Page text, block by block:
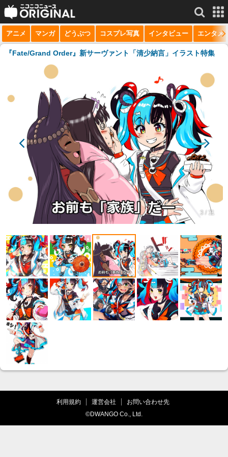
サービス一覧 もっと見る
niconico
生放送
ニュース
チャンネル
マンガ
ニコニコQ
アニメ マンガ どうぶつ コスプレ写真 インタビュー エンタメ
『Fate/Grand Order』新サーヴァント「清少納言」イラスト特集
3 / 11
利用規約 運営会社
お問い合わせ先
©DWANGO Co., Ltd.